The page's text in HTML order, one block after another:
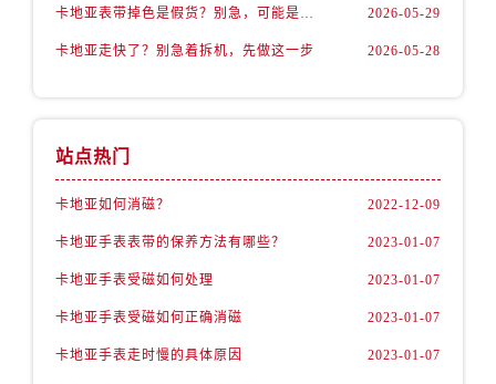
卡地亚表带掉色是假货？别急，可能是这些日常习惯惹的祸 2026-05-29
卡地亚走快了？别急着拆机，先做这一步 2026-05-28
站点热门
卡地亚如何消磁？ 2022-12-09
卡地亚手表表带的保养方法有哪些？ 2023-01-07
卡地亚手表受磁如何处理 2023-01-07
卡地亚手表受磁如何正确消磁 2023-01-07
卡地亚手表走时慢的具体原因 2023-01-07